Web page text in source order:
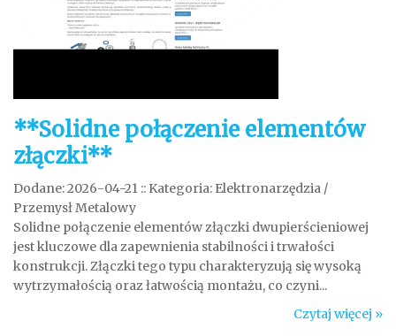
**Solidne połączenie elementów
złączki**
Dodane: 2026-04-21 :: Kategoria: Elektronarzędzia /
Przemysł Metalowy
Solidne połączenie elementów złączki dwupierścieniowej
jest kluczowe dla zapewnienia stabilności i trwałości
konstrukcji. Złączki tego typu charakteryzują się wysoką
wytrzymałością oraz łatwością montażu, co czyni...
Czytaj więcej »